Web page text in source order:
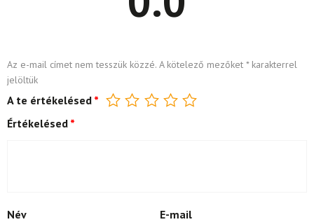
Az e-mail címet nem tesszük közzé. A kötelező mezőket *karakterrel
jelöltük
A te értékelésed *
Értékelésed *
Név E-mail